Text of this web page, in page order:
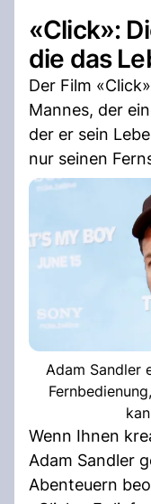
«Click»:
die das
Der Film
Mannes, der
der er sein
nur seinen
Adam Sandler
Wenn Ihnen
Adam Sandler
Abenteuern